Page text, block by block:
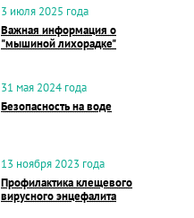
3 июля 2025 года
Важная информация о
"мышиной лихорадке"
31 мая 2024 года
Безопасность на воде
13 ноября 2023 года
Профилактика клещевого
вирусного энцефалита